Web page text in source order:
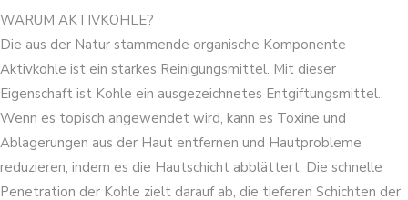
WARUM AKTIVKOHLE?
Die aus der Natur stammende organische Komponente
Aktivkohle ist ein starkes Reinigungsmittel. Mit dieser
Eigenschaft ist Kohle ein ausgezeichnetes Entgiftungsmittel.
Wenn es topisch angewendet wird, kann es Toxine und
Ablagerungen aus der Haut entfernen und Hautprobleme
reduzieren, indem es die Hautschicht abblättert. Die schnelle
Penetration der Kohle zielt darauf ab, die tieferen Schichten der